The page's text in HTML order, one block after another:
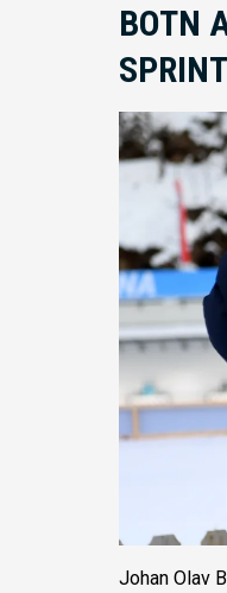
BOTN
SPRINT
Johan Olav